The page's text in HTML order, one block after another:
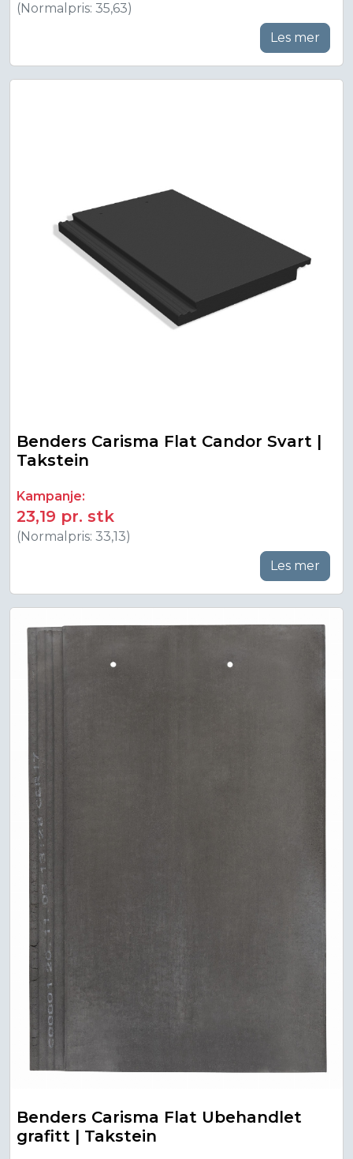
(Normalpris: 35,63)
Les mer
Benders Carisma Flat Candor Svart |
Takstein
Kampanje:
23,19 pr. stk
(Normalpris: 33,13)
Les mer
Benders Carisma Flat Ubehandlet
grafitt | Takstein